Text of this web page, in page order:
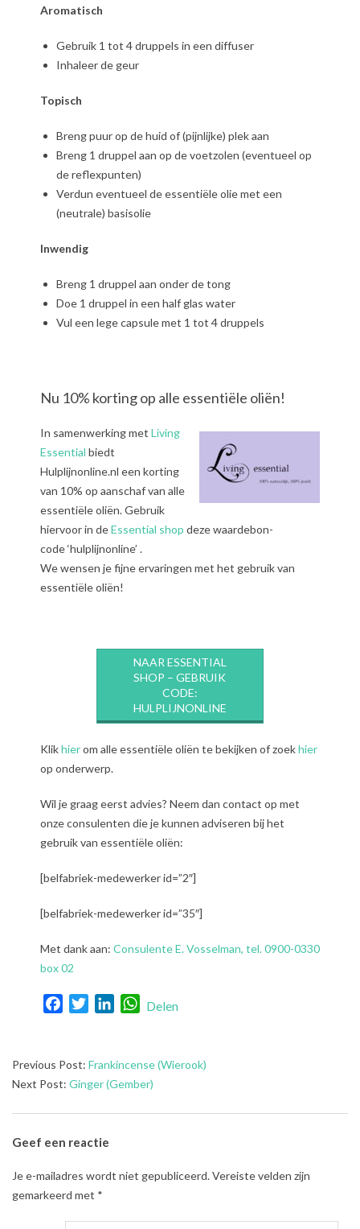
Aromatisch
Gebruik 1 tot 4 druppels in een diffuser
Inhaleer de geur
Topisch
Breng puur op de huid of (pijnlijke) plek aan
Breng 1 druppel aan op de voetzolen (eventueel op
de reflexpunten)
Verdun eventueel de essentiële olie met een
(neutrale) basisolie
Inwendig
Breng 1 druppel aan onder de tong
Doe 1 druppel in een half glas water
Vul een lege capsule met 1 tot 4 druppels
Nu 10% korting op alle essentiële oliën!
In samenwerking met Living
Essential biedt
Hulplijnonline.nl een korting
van 10% op aanschaf van alle
essentiële oliën. Gebruik
hiervoor in deEssential shop deze waardebon-
code ‘hulplijnonline’ .
We wensen je fijne ervaringen met het gebruik van
essentiële oliën!
NAAR ESSENTIAL
SHOP – GEBRUIK
CODE:
HULPLIJNONLINE
Klikhierom alle essentiële oliën te bekijken of zoekhier
op onderwerp.
Wil je graag eerst advies? Neem dan contact op met
onze consulenten die je kunnen adviseren bij het
gebruik van essentiële oliën:
[belfabriek-medewerker id=”2″]
[belfabriek-medewerker id=”35″]
Met dank aan: Consulente E. Vosselman, tel. 0900-0330
box 02
FacebookTwitterLinkedInWhatsApp
Delen
2021-
07-
Previous Post: Frankincense (Wierook)
Next Post: Ginger (Gember)
Geef een reactie
Je e-mailadres wordt niet gepubliceerd.Vereiste velden zijn
gemarkeerd met *